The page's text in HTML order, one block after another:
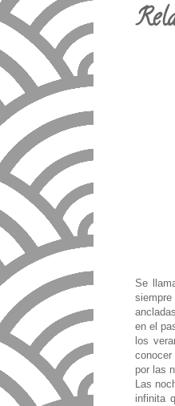
Se
en el
los
por las
Las
infinita